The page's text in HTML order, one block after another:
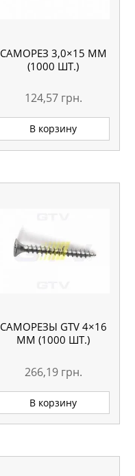
САМОРЕЗ 3,0×15 ММ
(1000 ШТ.)
124,57 грн.
В корзину
САМОРЕЗЫ GTV 4×16
ММ (1000 ШТ.)
266,19 грн.
В корзину